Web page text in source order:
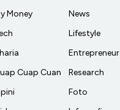
Money
Cuap Cuan
News
Lifestyle
Entrepreneur
Research
Foto